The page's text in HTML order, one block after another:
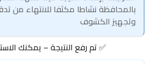
بالمحافظة نشاطا مكثفا للانتهاء من
وتجهيز الكشوف
✅ تم رفع النتيجة – يمكنك